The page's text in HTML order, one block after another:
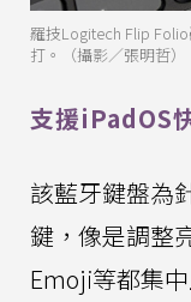
羅技Logitech Flip
打。（攝影／張明哲）
支援iPadOS
該藍牙鍵盤為
鍵，像是調整
Emoji等都集